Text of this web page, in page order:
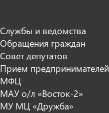
Службы и ведомства
Обращения граждан
Совет депутатов
Прием предпринимателей
МФЦ
МАУ о/л «Восток-2»
МУ МЦ «Дружба»